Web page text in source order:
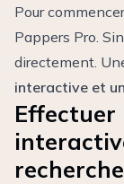
Pour
Pappers Pro.
directement.
interactive et
Effectuer
recherche